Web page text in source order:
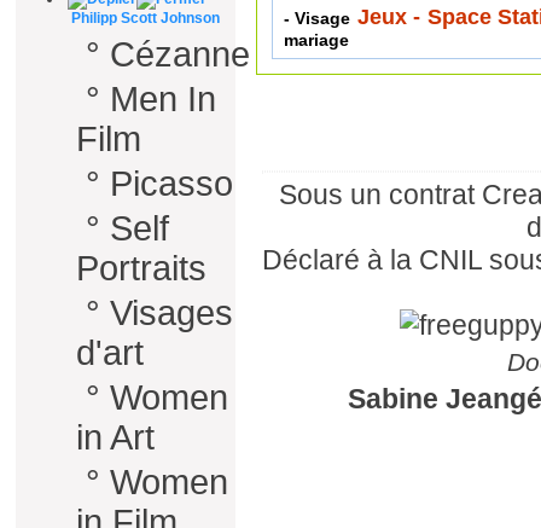
Philipp Scott Johnson
° Cézanne
° Men In
Film
° Picasso
° Self
Portraits
° Visages
d'art
° Women
in Art
° Women
- Visage Jeux - Space
mariage
Sous un contrat
Déclaré à la CNIL
Sabine